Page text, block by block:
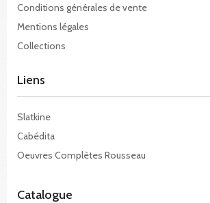
Conditions générales de vente
Mentions légales
Collections
Liens
Slatkine
Cabédita
Oeuvres Complètes Rousseau
Catalogue